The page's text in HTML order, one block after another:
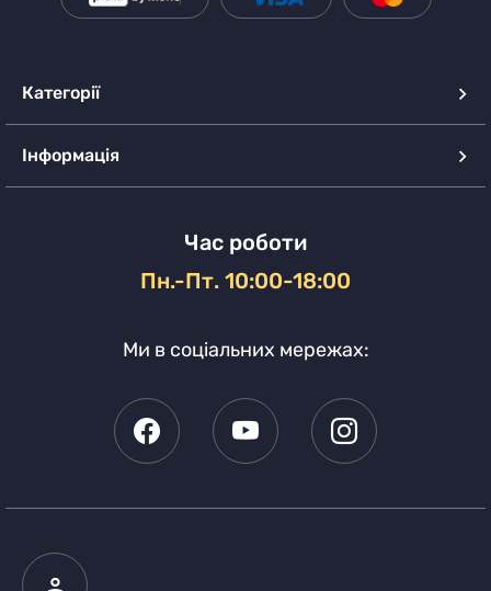
Категорії
Інформація
Час роботи
Пн.-Пт. 10:00-18:00
Ми в соціальних мережах: